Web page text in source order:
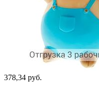
378,34 руб.